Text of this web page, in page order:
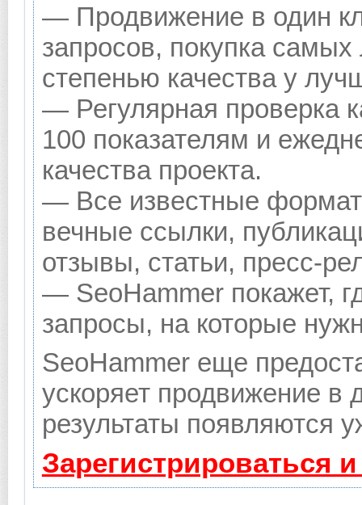
— Продвижение в один
запросов, покупка
степенью качества у
— Регулярная проверка
100 показателям и
качества проекта.
— Все известные
вечные ссылки,
отзывы, статьи, пресс-
— SeoHammer покажет,
запросы, на которые
SeoHammer еще
ускоряет продвижение в
результаты появляются
Зарегистрироваться